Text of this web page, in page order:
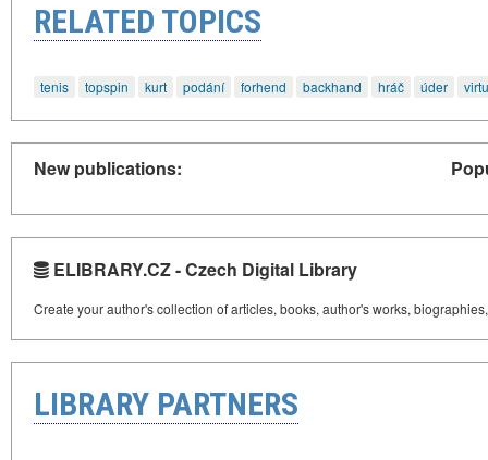
RELATED TOPICS
tenis topspin kurt podání forhend backhand hráč úder
New publications:
ELIBRARY.CZ - Czech Digital Library
Create your author's collection of articles, books, author's works,
LIBRARY PARTNERS